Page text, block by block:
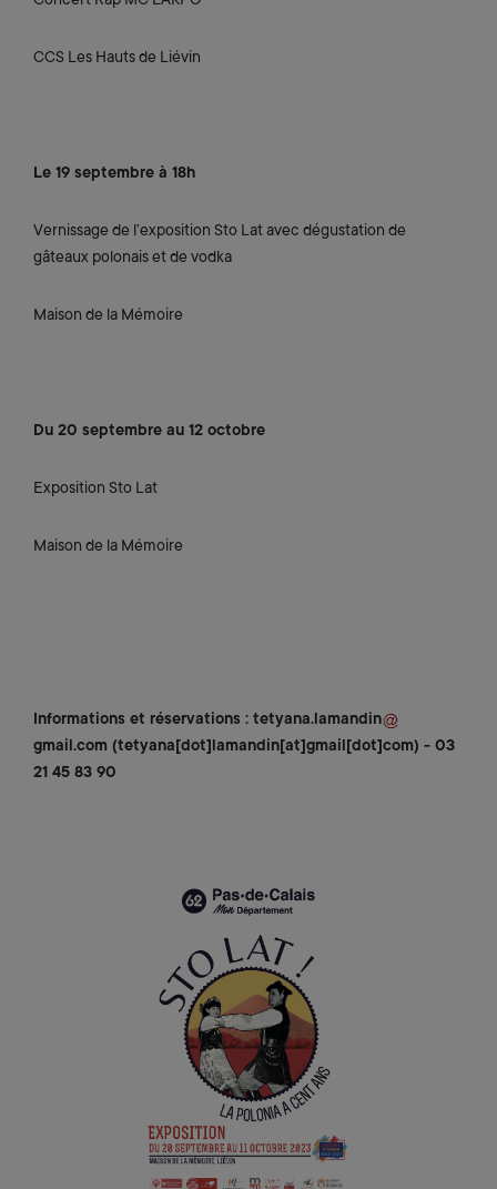
CCS Les Hauts de Liévin
Le 19 septembre à 18h
Vernissage de l’exposition Sto Lat avec dégustation de
gâteaux polonais et de vodka
Maison de la Mémoire
Du 20 septembre au 12 octobre
Exposition Sto Lat
Maison de la Mémoire
Informations et réservations : tetyana.lamandin
gmail.com (tetyana[dot]lamandin[at]gmail[dot]com) - 03
21 45 83 90